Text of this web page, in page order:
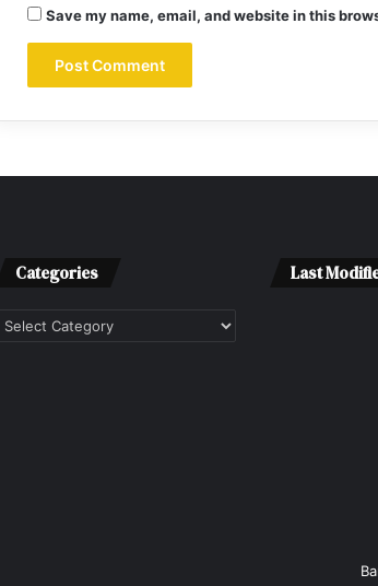
Save my name, email, and website in this
Categories
Categories
Last